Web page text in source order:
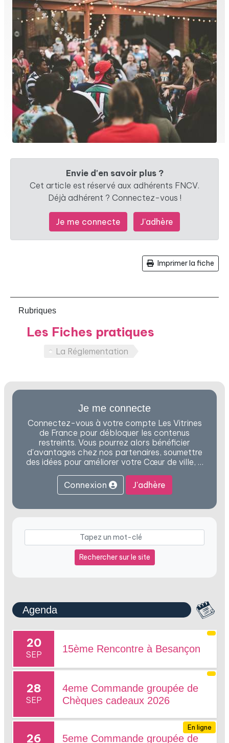
Envie d'en savoir plus ?
Cet article est réservé aux adhérents FNCV.
Déjà adhérent ? Connectez-vous !
Je me connecte J'adhère
Imprimer la fiche
Rubriques
Les Fiches pratiques
La Réglementation
Je me connecte
Connectez-vous à votre compte Les Vitrines
de France pour débloquer les contenus
restreints. Vous pourrez alors bénéficier
d'avantages chez nos partenaires, soumettre
des idées pour améliorer votre Cœur de ville, …
Connexion J'adhère
Rechercher sur le site
Agenda
20
SEP 15ème Rencontre à Besançon
28
SEP
4eme Commande groupée de
Chèques cadeaux 2026
26 5eme Commande groupée de
En ligne